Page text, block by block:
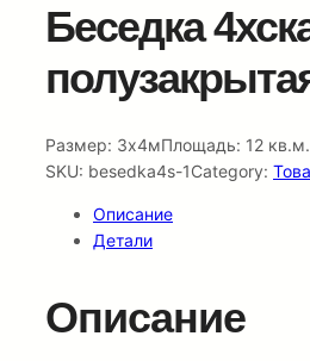
Беседка
Размер: 3х4мПлощадь: 12 кв.м.
SKU: besedka4s-1Category:
Описание
Детали
Описание